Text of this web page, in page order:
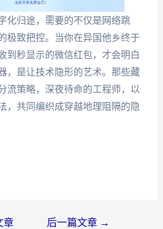
化归途，需要的不仅是网络跳
极致把控。当你在异国他乡终于
到秒显示的微信红包，才会明白
，是让技术隐形的艺术。那些藏
流策略，深夜待命的工程师，以
，共同编织成穿越地理阻隔的隐
章 后一篇文章 →